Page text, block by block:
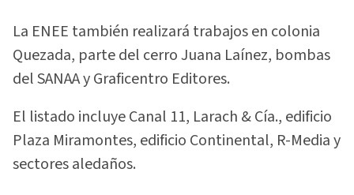
La ENEE también realizará trabajos en colonia
Quezada, parte del cerro Juana Laínez, bombas
del SANAA y Graficentro Editores.
El listado incluye Canal 11, Larach & Cía., edificio
Plaza Miramontes, edificio Continental, R-Media y
sectores aledaños.